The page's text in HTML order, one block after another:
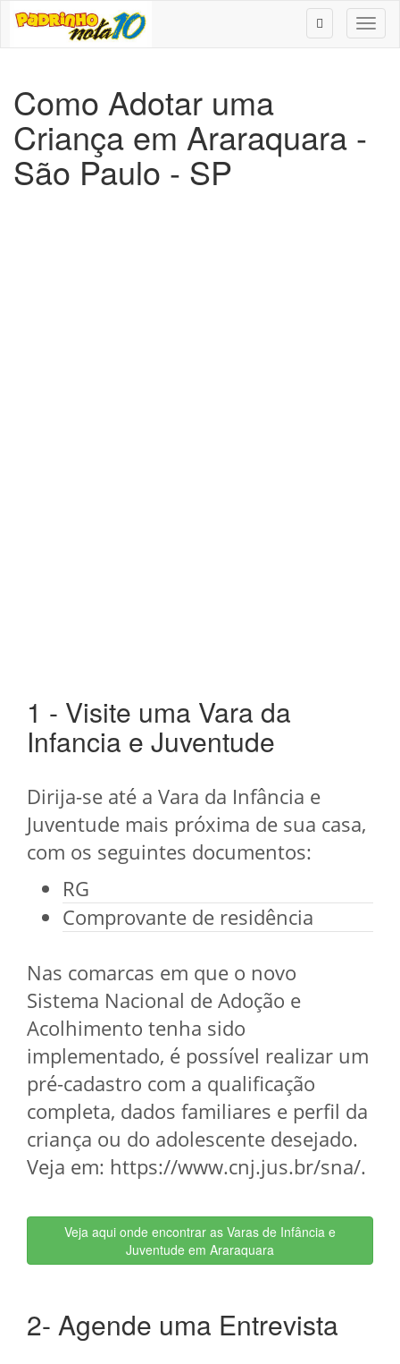
Como Adotar uma
Criança em Araraquara -
São Paulo - SP
1 - Visite uma Vara da
Infancia e Juventude
Dirija-se até a Vara da Infância e
Juventude mais próxima de sua casa,
com os seguintes documentos:
RG
Comprovante de residência
Nas comarcas em que o novo
Sistema Nacional de Adoção e
Acolhimento tenha sido
implementado, é possível realizar um
pré-cadastro com a qualificação
completa, dados familiares e perfil da
criança ou do adolescente desejado.
Veja em: https://www.cnj.jus.br/sna/.
Veja aqui onde encontrar as Varas de Infância e
Juventude em Araraquara
2- Agende uma Entrevista